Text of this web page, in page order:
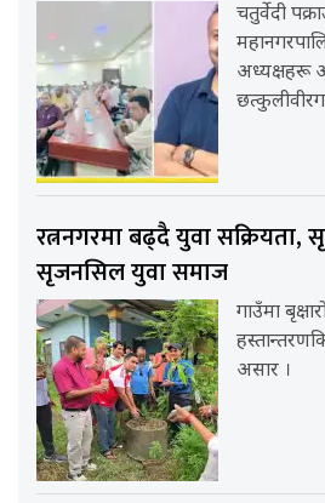
चतुर्वेदी
अध्यक्षहरू
रत्ननगरमा बढ्दै युवा सक्रियता,
सृजनसिल युवा समाज
गाउँमा
असार ।